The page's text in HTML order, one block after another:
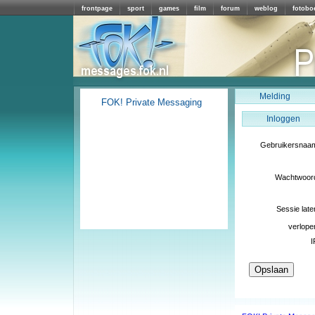
frontpage sport games film forum weblog
Melding
Inloggen
Sessie
FOK! Private Messaging